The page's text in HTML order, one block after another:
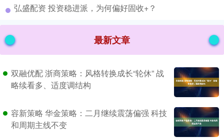
​弘盛配资 投资稳进派，为何偏好固收+？
最新文章
双融优配 浙商策略：风格转换成长“轮休” 战
略续看多、适度调结构
容新策略 华金策略：二月继续震荡偏强 科技
和周期主线不变